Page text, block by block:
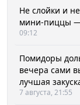
Не слойки и
мини-пиццы —
09:12
Помидоры
вечера сами
лучшая
7 августа, 21:55